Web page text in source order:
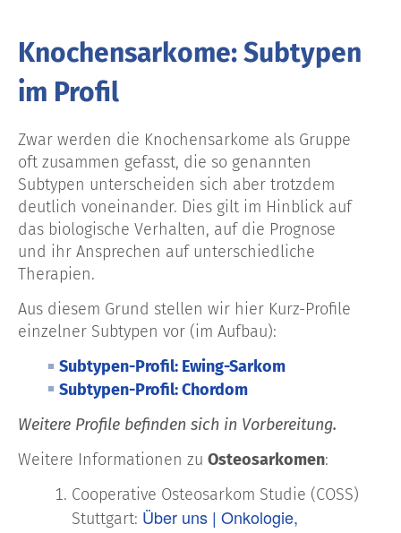
Knochensarkome: Subtypen
im Profil
Zwar werden die Knochensarkome als Gruppe
oft zusammen gefasst, die so genannten
Subtypen unterscheiden sich aber trotzdem
deutlich voneinander. Dies gilt im Hinblick auf
das biologische Verhalten, auf die Prognose
und ihr Ansprechen auf unterschiedliche
Therapien.
Aus diesem Grund stellen wir hier Kurz-Profile
einzelner Subtypen vor (im Aufbau):
Subtypen-Profil: Ewing-Sarkom
Subtypen-Profil: Chordom
Weitere Profile befinden sich in Vorbereitung.
Weitere Informationen zu Osteosarkomen:
Cooperative Osteosarkom Studie (COSS)
Stuttgart: Über uns | Onkologie,